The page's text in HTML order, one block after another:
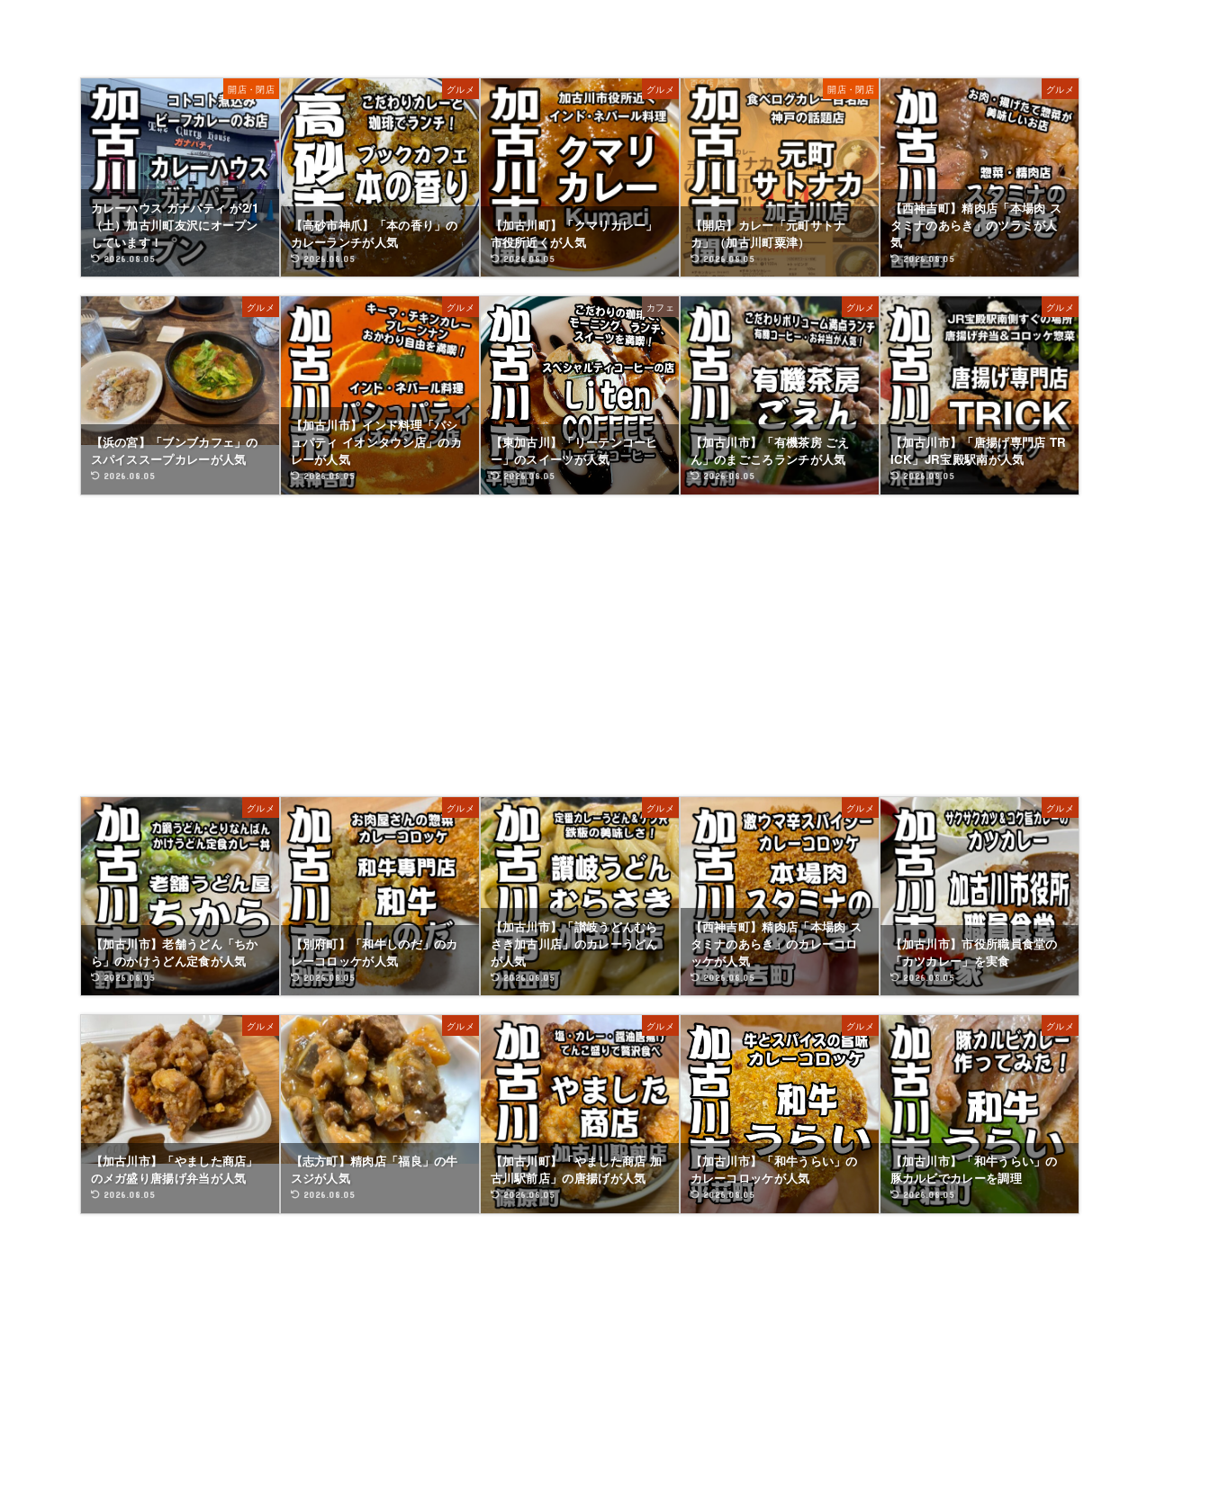
開店・閉店
カレーハウス ガナパティ が2/1
（土）加古川町友沢にオープン
しています！
2026.08.05
グルメ
【高砂市神爪】「本の香り」の
カレーランチが人気
2026.08.05
グルメ
【加古川町】「クマリカレー」
市役所近くが人気
2026.08.05
開店・閉店
【開店】カレー「元町サトナ
カ」（加古川町粟津）
2026.08.05
グルメ
【西神吉町】精肉店「本場肉 ス
タミナのあらき」のツラミが人
気
2026.08.05
グルメ
【浜の宮】「ブンブカフェ」の
スパイススープカレーが人気
2026.08.05
グルメ
【加古川市】インド料理「パシ
ュパティ イオンタウン店」のカ
レーが人気
2026.08.05
カフェ
【東加古川】「リーテンコーヒ
ー」のスイーツが人気
2026.08.05
グルメ
【加古川市】「有機茶房 ごえ
ん」のまごころランチが人気
2026.08.05
グルメ
【加古川市】「唐揚げ専門店 TR
ICK」JR宝殿駅南が人気
2026.08.05
グルメ
【加古川市】老舗うどん「ちか
ら」のかけうどん定食が人気
2026.08.05
グルメ
【別府町】「和牛しのだ」のカ
レーコロッケが人気
2026.08.05
グルメ
【加古川市】「讃岐うどんむら
さき加古川店」のカレーうどん
が人気
2026.08.05
グルメ
【西神吉町】精肉店「本場肉 ス
タミナのあらき」のカレーコロ
ッケが人気
2026.08.05
グルメ
【加古川市】市役所職員食堂の
「カツカレー」を実食
2026.08.05
グルメ
【加古川市】「やました商店」
のメガ盛り唐揚げ弁当が人気
2026.08.05
グルメ
【志方町】精肉店「福良」の牛
スジが人気
2026.08.05
グルメ
【加古川町】「やました商店 加
古川駅前店」の唐揚げが人気
2026.08.05
グルメ
【加古川市】「和牛うらい」の
カレーコロッケが人気
2026.08.05
グルメ
【加古川市】「和牛うらい」の
豚カルビでカレーを調理
2026.08.05